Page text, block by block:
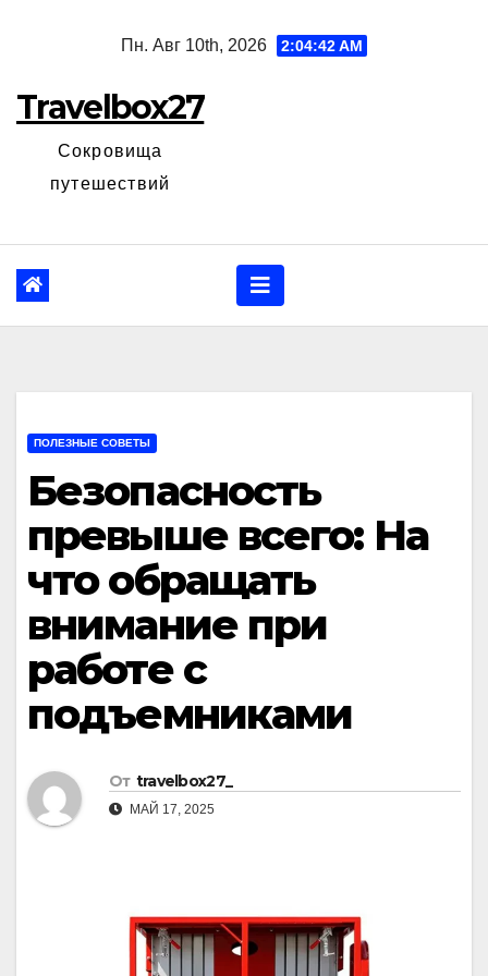
Пн. Авг 10th, 2026 2:04:43 AM
Travelbox27
Сокровища
путешествий
ПОЛЕЗНЫЕ СОВЕТЫ
Безопасность
превыше всего: На
что обращать
внимание при
работе с
подъемниками
От travelbox27_
МАЙ 17, 2025